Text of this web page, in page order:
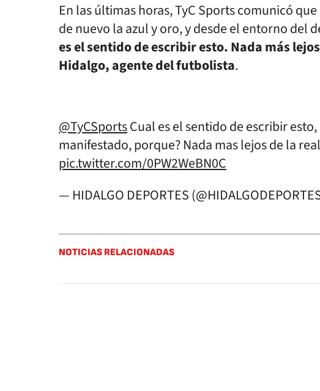
En las últimas horas, TyC Sports comunicó
de nuevo la azul y oro, y desde el entorno del
es el sentido de escribir esto. Nada más
Hidalgo, agente del futbolista.
@TyCSportsCual es el sentido de escribir
manifestado, porque? Nada mas lejos de la
pic.twitter.com/0PW2WeBN0C
— HIDALGO DEPORTES
NOTICIAS RELACIONADAS